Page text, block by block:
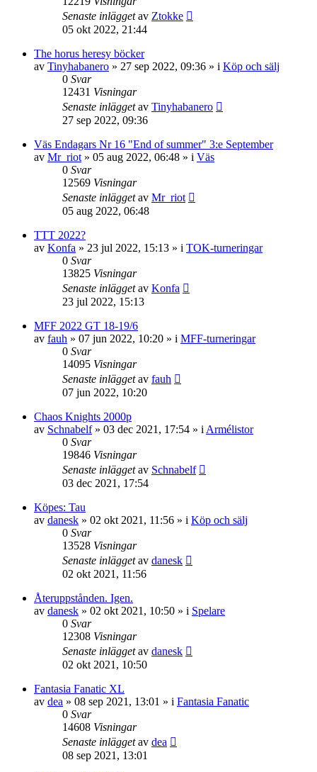
Senaste inläggetav Ztokke
05 okt 2022, 21:44
The horus heresy böcker
av Tinyhabanero » 27 sep 2022, 09:36 » i Köp och sälj
0 Svar
12431 Visningar
Senaste inläggetav Tinyhabanero
27 sep 2022, 09:36
Väs Endagars Nr 16 "End of summer" 3:e September
av Mr_riot » 05 aug 2022, 06:48 » i Väs
0 Svar
12569 Visningar
Senaste inläggetav Mr_riot
05 aug 2022, 06:48
TTT 2022?
av Konfa » 23 jul 2022, 15:13 » i TOK-turneringar
0 Svar
13825 Visningar
Senaste inläggetav Konfa
23 jul 2022, 15:13
MFF 2022 GT 18-19/6
av fauh » 07 jun 2022, 10:20 » i MFF-turneringar
0 Svar
14095 Visningar
Senaste inläggetav fauh
07 jun 2022, 10:20
Chaos Knights 2000p
av Schnabelf» 03 dec 2021, 17:54 » i Armélistor
0 Svar
19846 Visningar
Senaste inläggetav Schnabelf
03 dec 2021, 17:54
Köpes: Tau
av danesk » 02 okt 2021, 11:56 » i Köp och sälj
0 Svar
13528 Visningar
Senaste inläggetav danesk
02 okt 2021, 11:56
Återuppstånden. Igen.
av danesk » 02 okt 2021, 10:50 » i Spelare
0 Svar
12308 Visningar
Senaste inläggetav danesk
02 okt 2021, 10:50
Fantasia Fanatic XL
av dea » 08 sep 2021, 13:01 » i Fantasia Fanatic
0 Svar
14608 Visningar
Senaste inläggetav dea
08 sep 2021, 13:01